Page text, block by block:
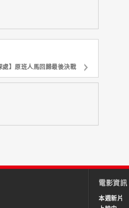
】原班人馬回歸最後決戰
電影資訊
本週新片